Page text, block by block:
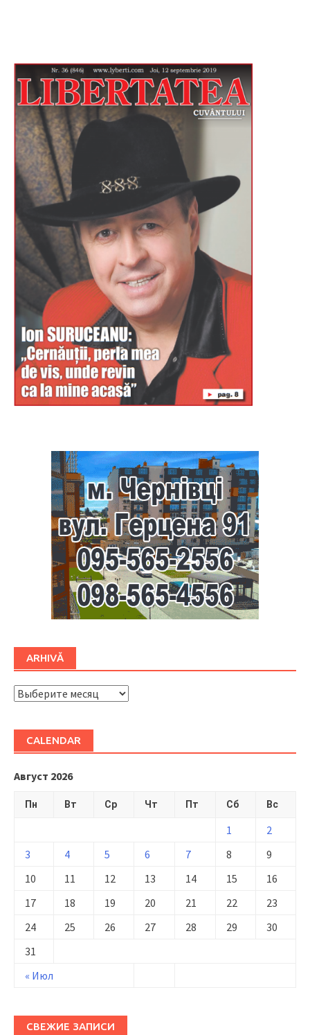
ARHIVĂ
ARHIVĂ
CALENDAR
Август 2026
Пн Вт Ср Чт Пт Сб Вс
« Июл
1
2
3
4 5 6 7 8
9
10
11 12 13 14 15
16
17
18 19 20 21 22
23
24
25 26 27 28 29
30
31
СВЕЖИЕ ЗАПИСИ